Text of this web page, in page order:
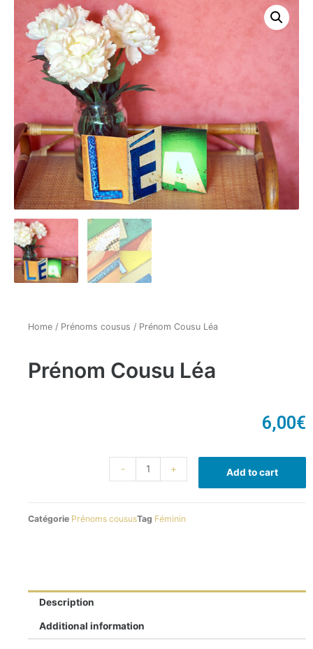
Home / Prénoms cousus / Prénom Cousu Léa
Prénom Cousu Léa
6,00€
- + Add to cart
Catégorie Prénoms coususTag Féminin
Description
Additional information